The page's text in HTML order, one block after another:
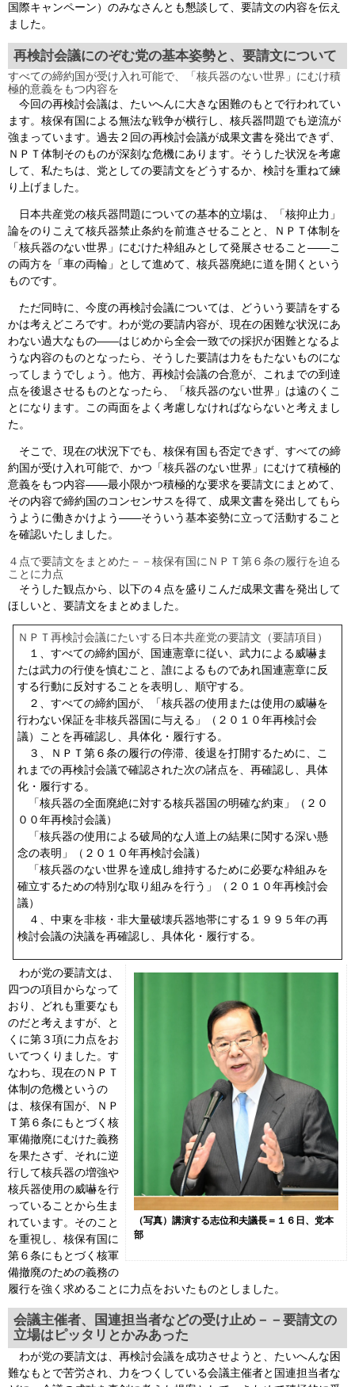
国際キャンペーン）のみなさんとも懇談して、要請文の内容を伝え
ました。
再検討会議にのぞむ党の基本姿勢と、要請文について
すべての締約国が受け入れ可能で、「核兵器のない世界」にむけ積
極的意義をもつ内容を
今回の再検討会議は、たいへんに大きな困難のもとで行われてい
ます。核保有国による無法な戦争が横行し、核兵器問題でも逆流が
強まっています。過去２回の再検討会議が成果文書を発出できず、
ＮＰＴ体制そのものが深刻な危機にあります。そうした状況を考慮
して、私たちは、党としての要請文をどうするか、検討を重ねて練
り上げました。
日本共産党の核兵器問題についての基本的立場は、「核抑止力」
論をのりこえて核兵器禁止条約を前進させることと、ＮＰＴ体制を
「核兵器のない世界」にむけた枠組みとして発展させること――こ
の両方を「車の両輪」として進めて、核兵器廃絶に道を開くという
ものです。
ただ同時に、今度の再検討会議については、どういう要請をする
かは考えどころです。わが党の要請内容が、現在の困難な状況にあ
わない過大なもの――はじめから全会一致での採択が困難となるよ
うな内容のものとなったら、そうした要請は力をもたないものにな
ってしまうでしょう。他方、再検討会議の合意が、これまでの到達
点を後退させるものとなったら、「核兵器のない世界」は遠のくこ
とになります。この両面をよく考慮しなければならないと考えまし
た。
そこで、現在の状況下でも、核保有国も否定できず、すべての締
約国が受け入れ可能で、かつ「核兵器のない世界」にむけて積極的
意義をもつ内容――最小限かつ積極的な要求を要請文にまとめて、
その内容で締約国のコンセンサスを得て、成果文書を発出してもら
うように働きかけよう――そういう基本姿勢に立って活動すること
を確認いたしました。
４点で要請文をまとめた－－核保有国にＮＰＴ第６条の履行を迫る
ことに力点
そうした観点から、以下の４点を盛りこんだ成果文書を発出して
ほしいと、要請文をまとめました。
ＮＰＴ再検討会議にたいする日本共産党の要請文（要請項目）
１、すべての締約国が、国連憲章に従い、武力による威嚇ま
たは武力の行使を慎むこと、誰によるものであれ国連憲章に反
する行動に反対することを表明し、順守する。
２、すべての締約国が、「核兵器の使用または使用の威嚇を
行わない保証を非核兵器国に与える」（２０１０年再検討会
議）ことを再確認し、具体化・履行する。
３、ＮＰＴ第６条の履行の停滞、後退を打開するために、こ
れまでの再検討会議で確認された次の諸点を、再確認し、具体
化・履行する。
「核兵器の全面廃絶に対する核兵器国の明確な約束」（２０
００年再検討会議）
「核兵器の使用による破局的な人道上の結果に関する深い懸
念の表明」（２０１０年再検討会議）
「核兵器のない世界を達成し維持するために必要な枠組みを
確立するための特別な取り組みを行う」（２０１０年再検討会
議）
４、中東を非核・非大量破壊兵器地帯にする１９９５年の再
検討会議の決議を再確認し、具体化・履行する。
（写真）講演する志位和夫議長＝１６日、党本
部
わが党の要請文は、
四つの項目からなって
おり、どれも重要なも
のだと考えますが、と
くに第３項に力点をお
いてつくりました。す
なわち、現在のＮＰＴ
体制の危機というの
は、核保有国が、ＮＰ
Ｔ第６条にもとづく核
軍備撤廃にむけた義務
を果たさず、それに逆
行して核兵器の増強や
核兵器使用の威嚇を行
っていることから生ま
れています。そのこと
を重視し、核保有国に
第６条にもとづく核軍
備撤廃のための義務の
履行を強く求めることに力点をおいたものとしました。
会議主催者、国連担当者などの受け止め－－要請文の
立場はピッタリとかみあった
わが党の要請文は、再検討会議を成功させようと、たいへんな困
難なもとで苦労され、力をつくしている会議主催者と国連担当者な